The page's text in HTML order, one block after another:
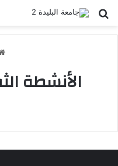
بحث عن
الأنشطة